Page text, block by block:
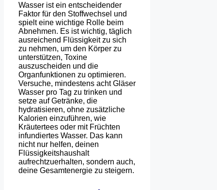
Wasser ist ein entscheidender
Faktor für den Stoffwechsel und
spielt eine wichtige Rolle beim
Abnehmen. Es ist wichtig, täglich
ausreichend Flüssigkeit zu sich
zu nehmen, um den Körper zu
unterstützen, Toxine
auszuscheiden und die
Organfunktionen zu optimieren.
Versuche, mindestens acht Gläser
Wasser pro Tag zu trinken und
setze auf Getränke, die
hydratisieren, ohne zusätzliche
Kalorien einzuführen, wie
Kräutertees oder mit Früchten
infundiertes Wasser. Das kann
nicht nur helfen, deinen
Flüssigkeitshaushalt
aufrechtzuerhalten, sondern auch,
deine Gesamtenergie zu steigern.